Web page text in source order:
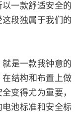
一款舒适安全的
段独属于我们的
是一款我钟意的
结构和布置上做
变得尤为重要，
池标准和安全标